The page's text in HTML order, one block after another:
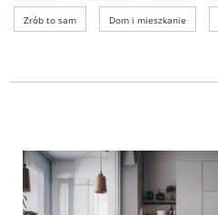
Zrób to sam Dom i mieszkanie